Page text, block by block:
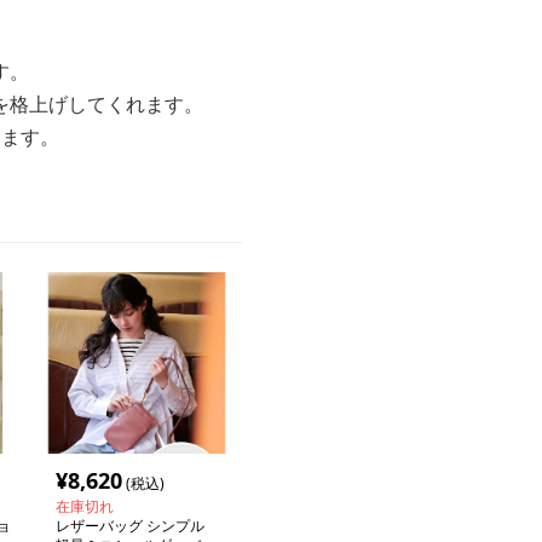
上げしてくれます。
す。
¥8,620(税込)
在庫切れ
レザーバッグ シンプル